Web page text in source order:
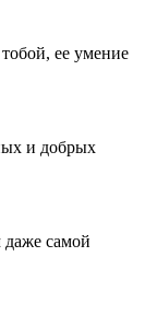
ее умение
и добрых
самой